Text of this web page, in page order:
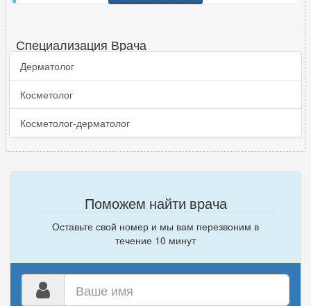
Специализация Врача
Дерматолог
Косметолог
Косметолог-дерматолог
Поможем найти врача
Оставьте свой номер и мы вам перезвоним в
течение 10 минут